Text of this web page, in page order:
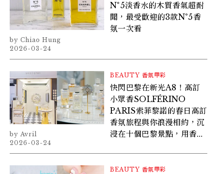
N°5淡香水的木質香氣超耐
聞，最受歡迎的3款N°5香
氛一次看
Chiao Hung
2026-03-24
BEAUTY 香氛甲彩
快閃巴黎在新光A8！高訂
小眾香SOLFÉRINO
PARIS索菲黎諾的春日高訂
香氛旅程與你浪漫相約，沉
浸在十個巴黎景點，用香味
Avril
2026-03-24
BEAUTY 香氛甲彩